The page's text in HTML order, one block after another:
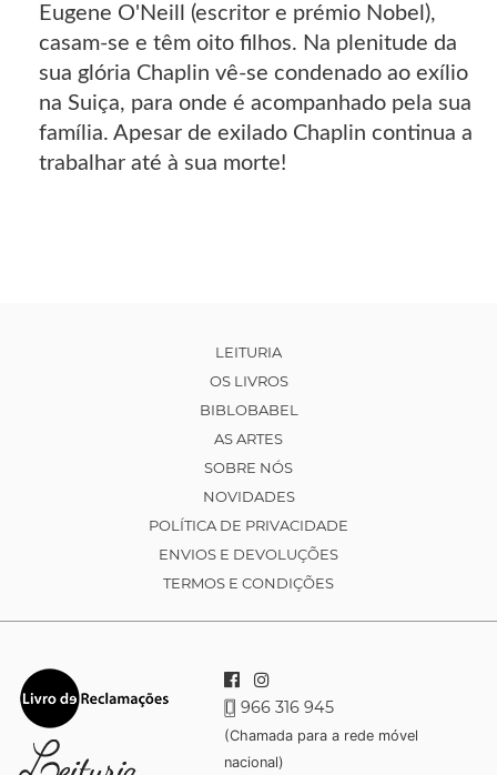
Eugene O'Neill (escritor e prémio Nobel),
casam-se e têm oito filhos. Na plenitude da
sua glória Chaplin vê-se condenado ao exílio
na Suiça, para onde é acompanhado pela sua
família. Apesar de exilado Chaplin continua a
trabalhar até à sua morte!
LEITURIA
OS LIVROS
BIBLOBABEL
AS ARTES
SOBRE NÓS
NOVIDADES
POLÍTICA DE PRIVACIDADE
ENVIOS E DEVOLUÇÕES
TERMOS E CONDIÇÕES
966 316 945
(Chamada para a rede móvel
nacional)